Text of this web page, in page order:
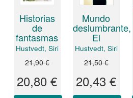
Historias
de
fantasmas
Hustvedt, Siri
21,90 €
20,80 €
Mundo
deslumbrante,
El
Hustvedt, Siri
21,50 €
20,43 €